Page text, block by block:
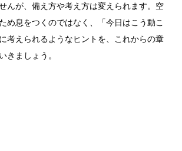
んが、備え方や考え方は変えられます。空
め息をつくのではなく、「今日はこう動こ
考えられるようなヒントを、これからの章
きましょう。